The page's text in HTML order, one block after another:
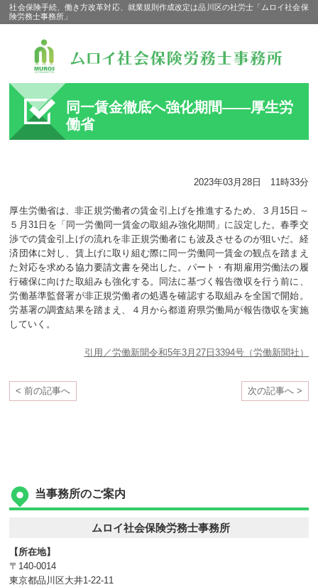
社会保険手続、働き方改革対応、就業規則作成改定は品川区の社労士「ムロイ社会保
険労務士事務所」
同一賃金徹底へ強化期間――厚生労
働省
2023年03月28日 11時33分
厚生労働省は、非正規労働者の賃金引上げを推進するため、３月15日～
５月31日を「同一労働同一賃金の取組み強化期間」に設定した。春季交
渉での賃金引上げの流れを非正規労働者にも波及させるのが狙いだ。経
済団体に対し、賃上げに取り組む際に同一労働同一賃金の観点を踏まえ
た対応を求める協力要請文書を発出した。パート・有期雇用労働法の履
行確保に向けた取組みも強化する。同法に基づく報告徴収を行う前に、
労働基準監督署が非正規労働者の処遇を確認する取組みを全国で開始。
労基署の調査結果を踏まえ、４月から都道府県労働局が報告徴収を実施
していく。
引用／労働新聞令和5年3月27日3394号（労働新聞社）
< 前の記事へ 次の記事へ >
当事務所のご案内
ムロイ社会保険労務士事務所
【所在地】
〒140-0014
東京都品川区大井1-22-11